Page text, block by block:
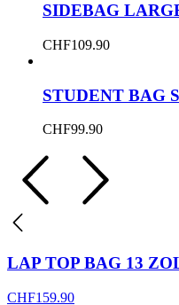
SIDEBAG
CHF109.90
STUDENT BAG
CHF99.90
LAP TOP BAG 13
CHF159.90